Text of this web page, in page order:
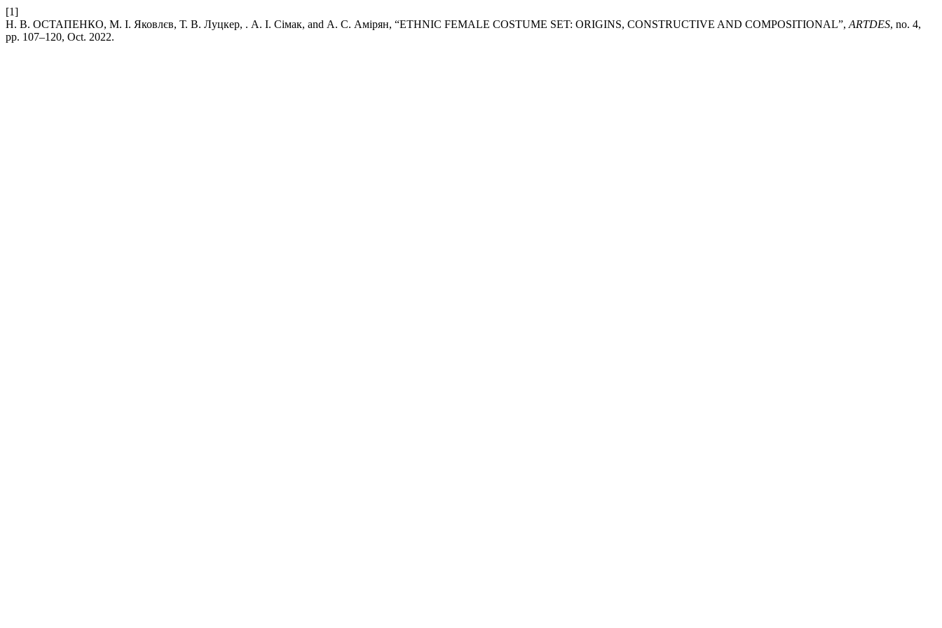
[1]
Н. В. ОСТАПЕНКО, М. І. Яковлєв, Т. В. Луцкер, . А. І. Сімак, and А. С. Амірян, “ETHNIC FEMALE COSTUME SET: ORIGINS, CONSTRUCTIVE AND COMPOSITIONAL”, ARTDES, no. 4,
pp. 107–120, Oct. 2022.